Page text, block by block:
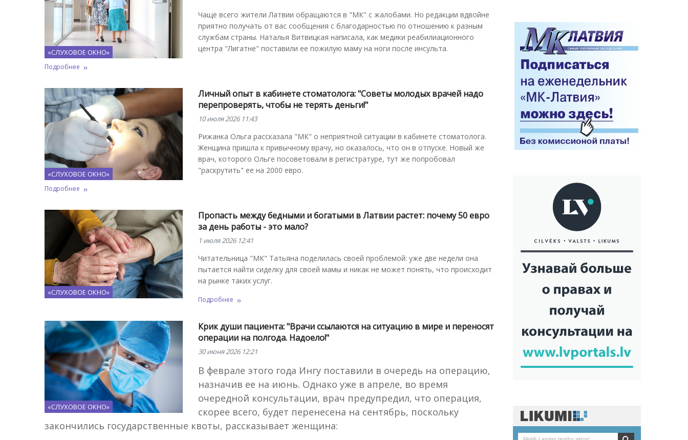
«СЛУХОВОЕ ОКНО»
Чаще всего жители Латвии обращаются в "МК" с жалобами. Но редакции вдвойне
приятно получать от вас сообщения с благодарностью по отношению к разным
службам страны. Наталья Витвицкая написала, как медики реабилиационного
центра "Лигатне" поставили ее пожилую маму на ноги после инсульта.
Подробнее
«СЛУХОВОЕ ОКНО»
Личный опыт в кабинете стоматолога: "Советы молодых врачей надо
перепроверять, чтобы не терять деньги!"
10 июля 2026 11:43
Рижанка Ольга рассказала "МК" о неприятной ситуации в кабинете стоматолога.
Женщина пришла к привычному врачу, но оказалось, что он в отпуске. Новый же
врач, которого Ольге посоветовали в регистратуре, тут же попробовал
"раскрутить" ее на 2000 евро.
Подробнее
«СЛУХОВОЕ ОКНО»
Пропасть между бедными и богатыми в Латвии растет: почему 50 евро
за день работы - это мало?
1 июля 2026 12:41
Читательница "МК" Татьяна поделилась своей проблемой: уже две недели она
пытается найти сиделку для своей мамы и никак не может понять, что происходит
на рынке таких услуг.
Подробнее
«СЛУХОВОЕ ОКНО»
Крик души пациента: "Врачи ссылаются на ситуацию в мире и переносят
операции на полгода. Надоело!"
30 июня 2026 12:21
В феврале этого года Ингу поставили в очередь на операцию,
назначив ее на июнь. Однако уже в апреле, во время
очередной консультации, врач предупредил, что операция,
скорее всего, будет перенесена на сентябрь, поскольку
закончились государственные квоты, рассказывает женщина: